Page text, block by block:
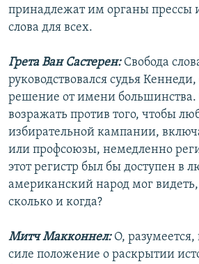
принадлежат им органы прессы
слова для всех.
Грета Ван Састерен: Свобода
руководствовался судья
решение от имени большинства.
возражать против того, чтобы
избирательной кампании,
или профсоюзы, немедленно
этот регистр был бы доступен в
американский народ мог видеть,
сколько и когда?
Митч Макконнел: О, разумеется,
силе положение о раскрытии